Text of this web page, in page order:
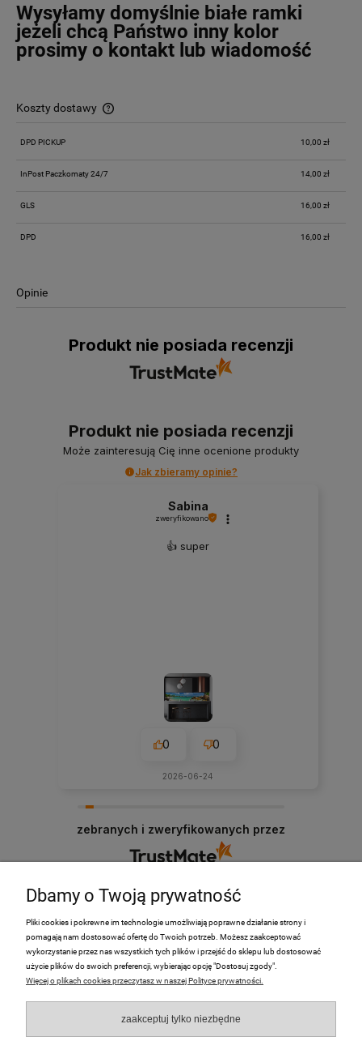
Wysyłamy domyślnie białe ramki
jeżeli chcą Państwo inny kolor
prosimy o kontakt lub wiadomość
Koszty dostawy
Cena nie zawiera ewentualnych kosztów płatności
DPD PICKUP 10,00 zł
InPost Paczkomaty 24/7 14,00 zł
GLS 16,00 zł
DPD 16,00 zł
Opinie
Produkt nie posiada recenzji
Produkt nie posiada recenzji
Może zainteresują Cię inne ocenione produkty
Jak zbieramy opinie?
Sabina
zweryfikowano
👍️ super
0 0
2026-06-24
zebranych i zweryfikowanych przez
PRODUKTY
Moje Konto
Płatności i dostawa
Dbamy o Twoją prywatność
Pliki cookies i pokrewne im technologie umożliwiają poprawne działanie strony i
pomagają nam dostosować ofertę do Twoich potrzeb. Możesz zaakceptować
wykorzystanie przez nas wszystkich tych plików i przejść do sklepu lub dostosować
użycie plików do swoich preferencji, wybierając opcję "Dostosuj zgody".
Więcej o plikach cookies przeczytasz w naszej Polityce prywatności.
zaakceptuj tylko niezbędne